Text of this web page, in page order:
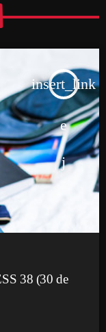
insert_link
38 (30 de